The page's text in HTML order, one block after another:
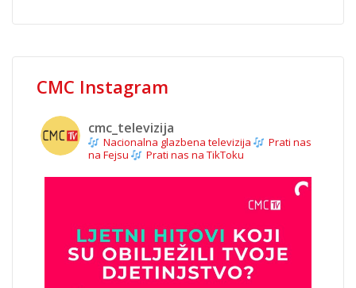
CMC Instagram
cmc_televizija
Nacionalna glazbena televizija
Prati nas
na Fejsu
Prati nas na TikToku